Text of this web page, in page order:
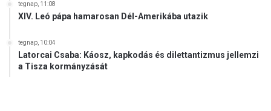
tegnap, 11:08
XIV. Leó pápa hamarosan Dél-Amerikába utazik
tegnap, 10:04
Latorcai Csaba: Káosz, kapkodás és dilettantizmus jellemzi
a Tisza kormányzását